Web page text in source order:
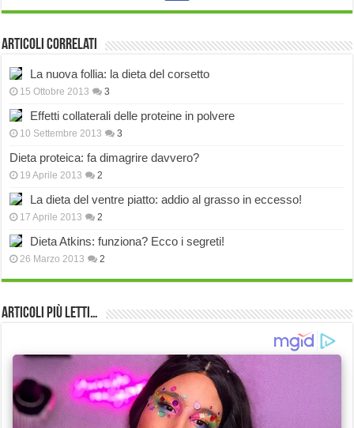
Articoli correlati
La nuova follia: la dieta del corsetto
15 Ottobre 2013 3
Effetti collaterali delle proteine in polvere
10 Settembre 2013 3
Dieta proteica: fa dimagrire davvero?
19 Aprile 2013 2
La dieta del ventre piatto: addio al grasso in eccesso!
17 Aprile 2013 2
Dieta Atkins: funziona? Ecco i segreti!
26 Marzo 2013 2
Articoli più Letti…